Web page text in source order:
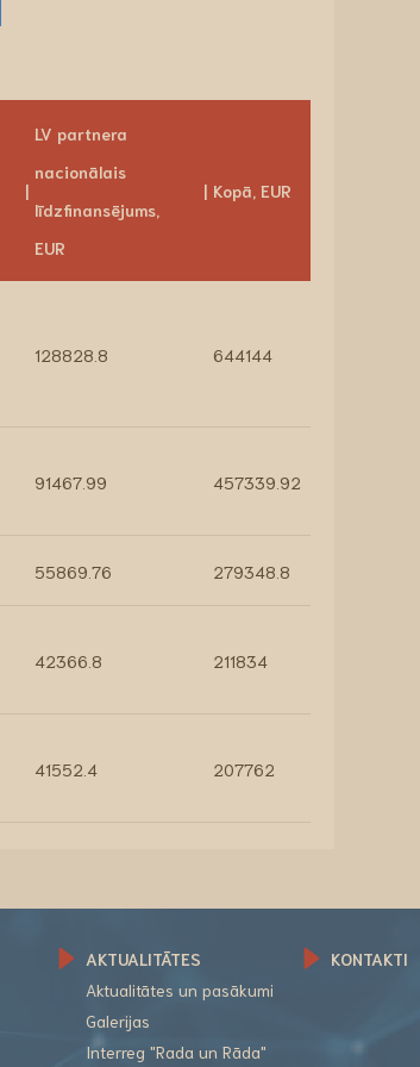
LV partnera
nacionālais
līdzfinansējums,
EUR
Kopā, EUR
128828.8 644144
91467.99 457339.92
55869.76 279348.8
42366.8 211834
41552.4 207762
AKTUALITĀTES
Aktualitātes un pasākumi
Galerijas
Interreg "Rada un Rāda"
KONTAKTI